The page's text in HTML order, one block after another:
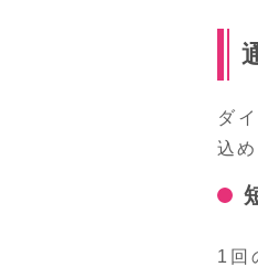
ダ
込
1回